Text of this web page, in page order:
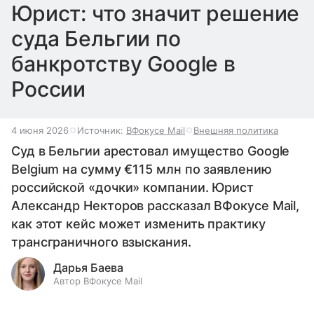
Юрист: что значит решение
суда Бельгии по
банкротству Google в
России
4 июня 2026 Источник: ВФокусе Mail Внешняя политика
Суд в Бельгии арестовал имущество Google
Belgium на сумму €115 млн по заявлению
российской «дочки» компании. Юрист
Александр Некторов рассказал ВФокусе Mail,
как этот кейс может изменить практику
трансграничного взыскания.
Дарья Баева
Автор ВФокусе Mail